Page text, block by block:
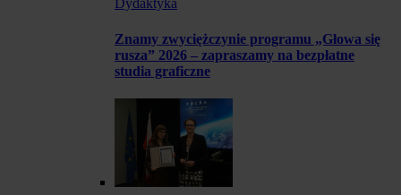
Dydaktyka
Znamy zwyciężczynie programu „Głowa się
rusza” 2026 – zapraszamy na bezpłatne
studia graficzne